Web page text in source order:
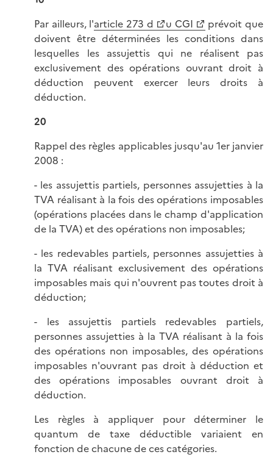
Par ailleurs, l'article 273 d u CGI
prévoit que
doivent être déterminées les conditions dans
lesquelles les assujettis qui ne réalisent pas
exclusivement des opérations ouvrant droit à
déduction peuvent exercer leurs droits à
déduction.
20
Rappel des règles applicables jusqu'au 1er janvier
2008 :
- les assujettis partiels, personnes assujetties à la
TVA réalisant à la fois des opérations imposables
(opérations placées dans le champ d'application
de la TVA) et des opérations non imposables;
- les redevables partiels, personnes assujetties à
la TVA réalisant exclusivement des opérations
imposables mais qui n'ouvrent pas toutes droit à
déduction;
- les assujettis partiels redevables partiels,
personnes assujetties à la TVA réalisant à la fois
des opérations non imposables, des opérations
imposables n'ouvrant pas droit à déduction et
des opérations imposables ouvrant droit à
déduction.
Les règles à appliquer pour déterminer le
quantum de taxe déductible variaient en
fonction de chacune de ces catégories.